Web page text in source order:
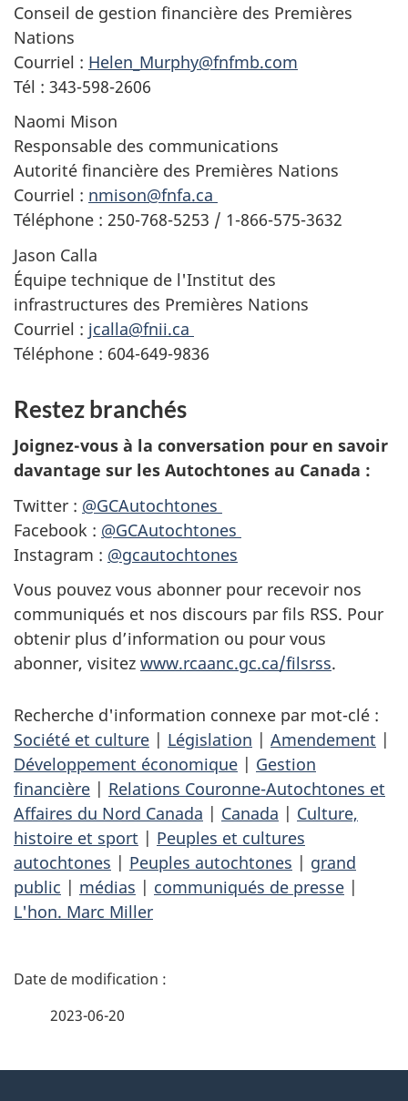
Conseil de gestion financière des Premières
Nations
Courriel : Helen_Murphy@fnfmb.com
Tél : 343-598-2606
Naomi Mison
Responsable des communications
Autorité financière des Premières Nations
Courriel : nmison@fnfa.ca
Téléphone : 250-768-5253 / 1-866-575-3632
Jason Calla
Équipe technique de l'Institut des
infrastructures des Premières Nations
Courriel : jcalla@fnii.ca
Téléphone : 604-649-9836
Restez branchés
Joignez-vous à la conversation pour en savoir
davantage sur les Autochtones au Canada :
Twitter : @GCAutochtones
Facebook : @GCAutochtones
Instagram : @gcautochtones
Vous pouvez vous abonner pour recevoir nos
communiqués et nos discours par fils RSS. Pour
obtenir plus d’information ou pour vous
abonner, visitez www.rcaanc.gc.ca/filsrss.
Recherche d'information connexe par mot-clé :
Société et culture | Législation | Amendement |
Développement économique | Gestion
financière | Relations Couronne-Autochtones et
Affaires du Nord Canada | Canada | Culture,
histoire et sport | Peuples et cultures
autochtones | Peuples autochtones | grand
public | médias | communiqués de presse |
L'hon. Marc Miller
D
2023-06-20